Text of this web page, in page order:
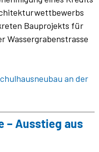
Bauprojekts für
Wasser­grabenstrasse
an der
– Ausstieg aus